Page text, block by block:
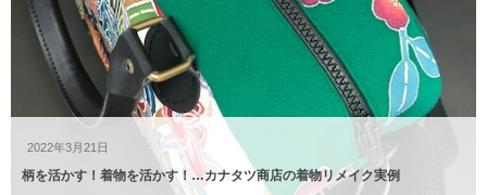
2022年3月21日
柄を活かす！着物を活かす！…カナタツ商店の着物リメイク実例